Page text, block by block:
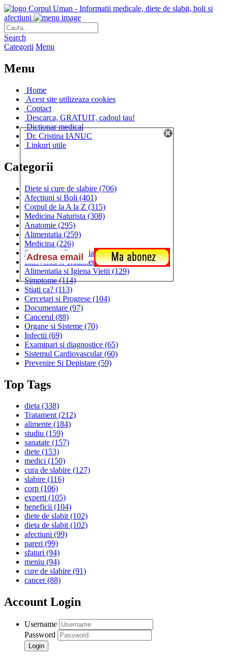
Corpul Uman - Informatii medicale, diete de slabit, boli si
afectiuni
Search
Categorii Menu
Menu
Home
Acest site utilizeaza cookies
Contact
Descarca, GRATUIT, cadoul tau!
Dictionar medical
Dr. Cristina IANUC
Linkuri utile
Categorii
Diete si cure de slabire (706)
Afectiuni si Boli (401)
Corpul de la A la Z (315)
Medicina Naturista (308)
Anatomie (295)
Alimentatia (259)
Medicina (226)
Sanatatea si Preventia(170)
Interventii si Tratamente(167)
Alimentatia si Igiena Vietii (129)
Simptome(114)
Stiati ca? (113)
Cercetari si Progrese (104)
Documentare (97)
Cancerul (88)
Organe si Sisteme (70)
Infectii (69)
Examinari si diagnostice (65)
Sistemul Cardiovascular(60)
Prevenire Si Depistare (59)
Top Tags
dieta (338)
Tratament(212)
alimente (184)
studiu (159)
sanatate (157)
diete (153)
medici (150)
cura de slabire (127)
slabire (116)
corp (106)
experti (105)
beneficii (104)
diete de slabit(102)
dieta de slabit(102)
afectiuni (99)
pareri (99)
sfaturi (94)
meniu (94)
cure de slabire (91)
cancer(88)
Account Login
Username
Password